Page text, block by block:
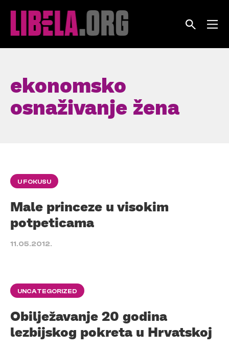
ekonomsko
osnaživanje žena
U FOKUSU
Male princeze u visokim
potpeticama
11.05.2012.
UNCATEGORIZED
Obilježavanje 20 godina
lezbijskog pokreta u Hrvatskoj